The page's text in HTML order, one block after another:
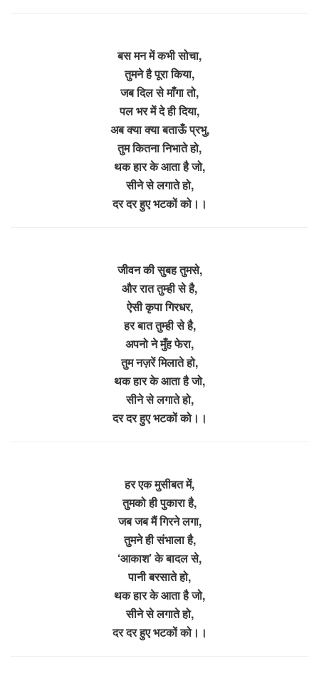
बस मन में कभी सोचा,
तुमने है पूरा किया,
जब दिल से माँगा तो,
पल भर में दे ही दिया,
अब क्या क्या बताऊँ प्रभु,
तुम कितना निभाते हो,
थक हार के आता है जो,
सीने से लगाते हो,
दर दर हुए भटकों को।।
जीवन की सुबह तुमसे,
और रात तुम्ही से है,
ऐसी कृपा गिरधर,
हर बात तुम्ही से है,
अपनो ने मुँह फेरा,
तुम नज़रें मिलाते हो,
थक हार के आता है जो,
सीने से लगाते हो,
दर दर हुए भटकों को।।
हर एक मुसीबत में,
तुमको ही पुकारा है,
जब जब मैं गिरने लगा,
तुमने ही संभाला है,
‘आकाश’ के बादल से,
पानी बरसाते हो,
थक हार के आता है जो,
सीने से लगाते हो,
दर दर हुए भटकों को।।